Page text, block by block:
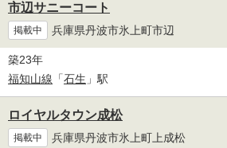
市辺サニーコート
掲載中 兵庫県丹波市氷上町市辺
築23年
福知山線 「石生 」駅
ロイヤルタウン成松
掲載中 兵庫県丹波市氷上町上成松